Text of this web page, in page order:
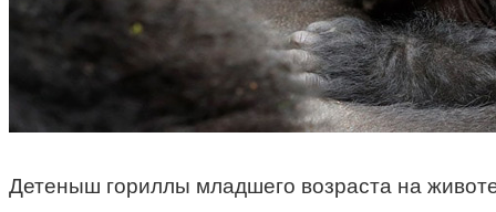
Детеныш гориллы младшего возраста на